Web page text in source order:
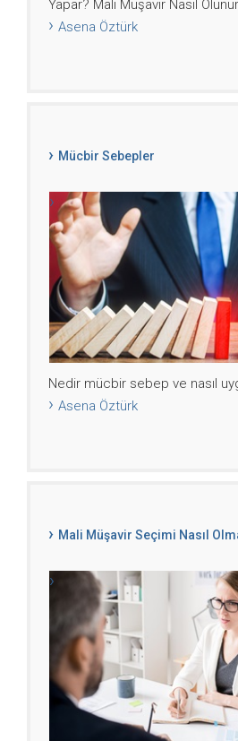
Yapar? Mali Müşavir Nasıl
Asena Öztürk
Mücbir Sebepler
Nedir mücbir sebep ve nasıl
Asena Öztürk
Mali Müşavir Seçimi Nasıl